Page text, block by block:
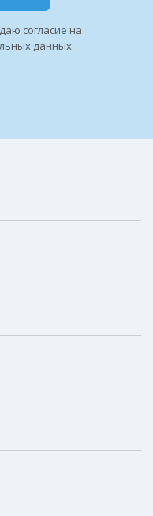
согласие на
данных